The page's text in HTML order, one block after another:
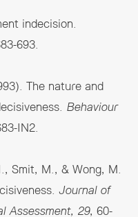
indecision.
693.
The nature and
Behaviour
IN2.
Smit, M., & Wong, M.
Journal of
Assessment, 29, 60-